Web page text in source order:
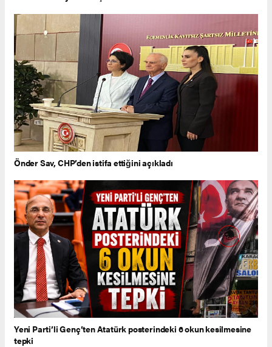
Önder Sav, CHP’den istifa ettiğini açıkladı
Yeni Parti’li Genç’ten Atatürk posterindeki 6 okun kesilmesine
tepki